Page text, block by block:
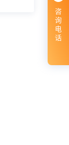
咨
询
电
话